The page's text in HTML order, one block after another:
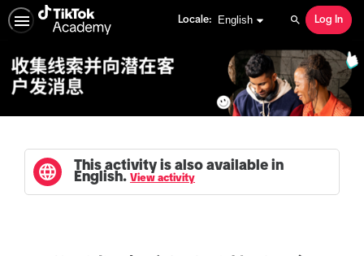
Locale:
English selected English Search
Log In
This activity is also available in
English. View activity